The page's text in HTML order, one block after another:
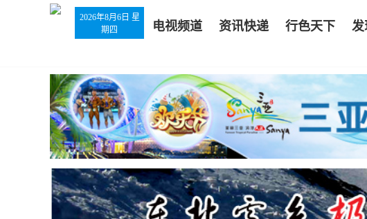
2026年8月6日 星
期四
电视频道 资讯快递 行色天下 发